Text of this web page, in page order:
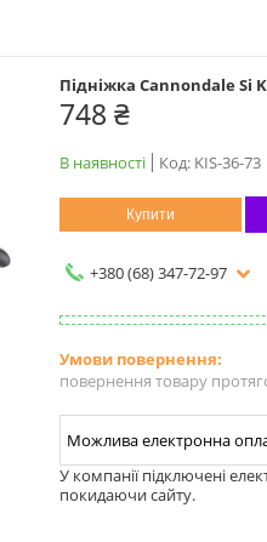
Підніжка Cannondale Si
748 ₴
В наявності Код: KIS-36-73
Купити
+380 (68) 347-72-97
повернення товару
У компанії підключені
покидаючи сайту.